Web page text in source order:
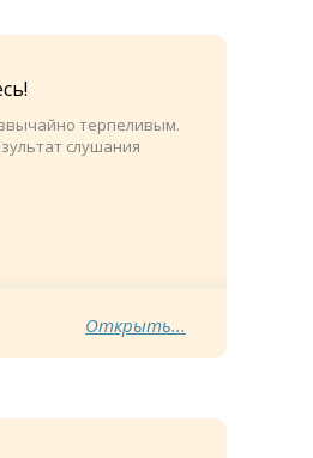
терпеливым.
слушания
Открыть...